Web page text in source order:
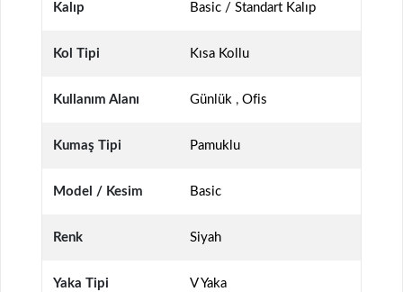
Kalıp Basic / Standart Kalıp
Kol Tipi Kısa Kollu
Kullanım Alanı Günlük , Ofis
Kumaş Tipi Pamuklu
Model / Kesim Basic
Renk Siyah
Yaka Tipi V Yaka